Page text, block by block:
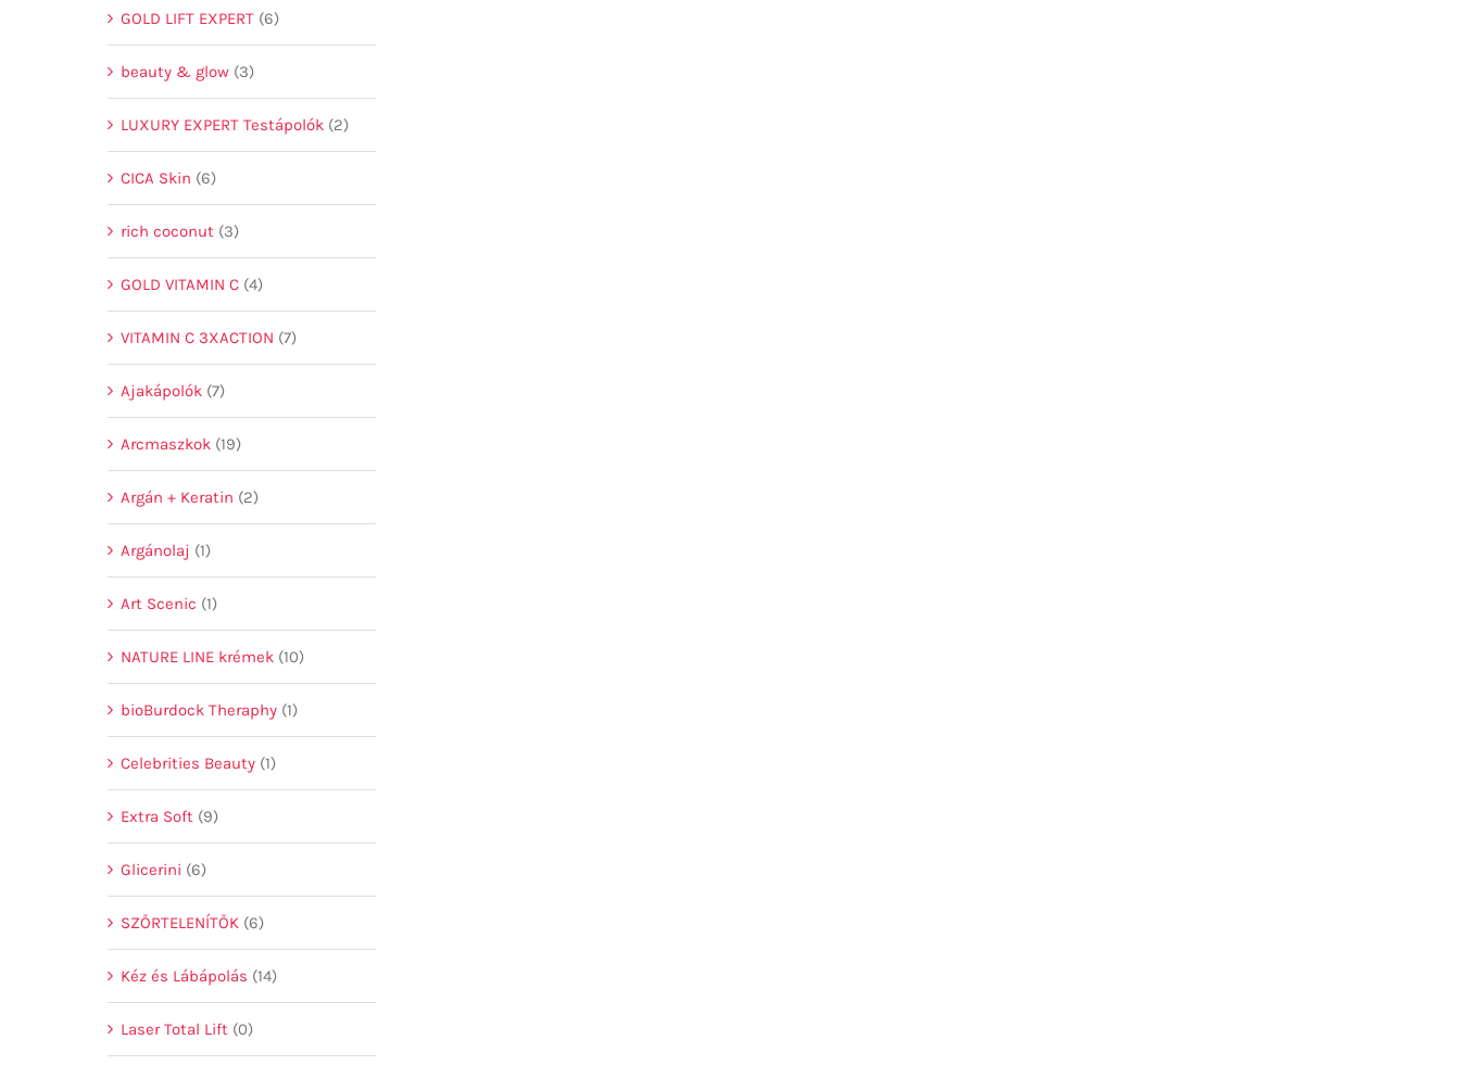
GOLD LIFT EXPERT (6)
beauty & glow (3)
LUXURY EXPERT Testápolók (2)
CICA Skin (6)
rich coconut (3)
GOLD VITAMIN C (4)
VITAMIN C 3XACTION (7)
Ajakápolók (7)
Arcmaszkok (19)
Argán + Keratin (2)
Argánolaj (1)
Art Scenic (1)
NATURE LINE krémek (10)
bioBurdock Theraphy (1)
Celebrities Beauty (1)
Extra Soft (9)
Glicerini (6)
SZŐRTELENÍTŐK (6)
Kéz és Lábápolás (14)
Laser Total Lift (0)